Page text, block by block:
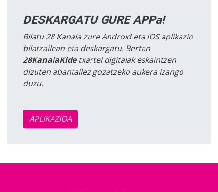
DESKARGATU GURE APPa!
Bilatu 28 Kanala zure Android eta iOS aplikazio
bilatzailean eta deskargatu. Bertan
28KanalaKidetxartel digitalak eskaintzen
dizuten abantailez gozatzeko aukera izango
duzu.
APLIKAZIOA